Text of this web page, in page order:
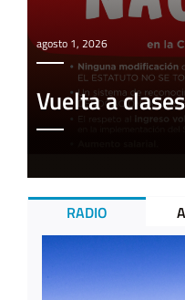
agosto 1, 2026
Vuelta a
RADIO